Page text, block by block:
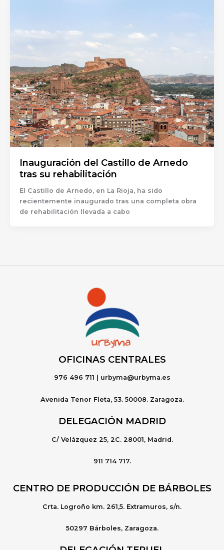
Inauguración del Castillo de Arnedo
tras su rehabilitación
El Castillo de Arnedo, en La Rioja, ha sido
recientemente inaugurado tras una completa obra
de rehabilitación llevada a cabo
OFICINAS CENTRALES
976 496 711 | urbyma@urbyma.es
Avenida Tenor Fleta, 53. 50008. Zaragoza.
DELEGACIÓN MADRID
C/ Velázquez 25, 2C. 28001, Madrid.
911 714 717.
CENTRO DE PRODUCCIÓN DE BÁRBOLES
Crta. Logroño km. 261,5. Extramuros, s/n.
50297 Bárboles, Zaragoza.